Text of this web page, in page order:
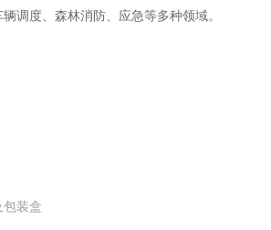
调度、森林消防、应急等多种领域。
包装盒